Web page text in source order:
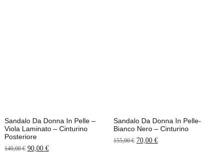
Sandalo Da Donna In Pelle –
Viola Laminato – Cinturino
Posteriore
140,00€ 90,00 €
Sandalo Da Donna In Pelle-
Bianco Nero – Cinturino
155,00€ 70,00 €